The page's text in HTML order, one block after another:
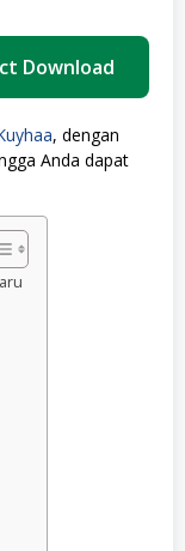
Download
, dengan
Anda dapat